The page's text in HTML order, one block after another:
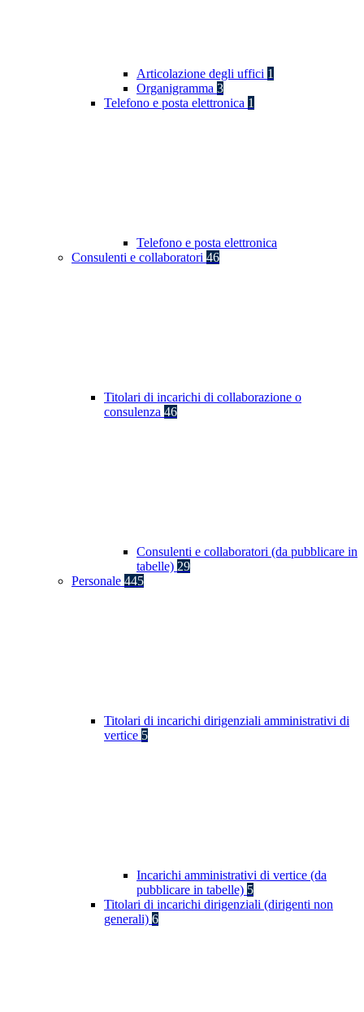
Articolazione degli uffici 1
Organigramma 3
Telefono e posta elettronica 1
Telefono e posta elettronica
Consulenti e collaboratori 46
Titolari di incarichi di collaborazione o
consulenza 46
Consulenti e collaboratori (da pubblicare in
tabelle) 29
Personale 445
Titolari di incarichi dirigenziali amministrativi di
vertice 5
Incarichi amministrativi di vertice (da
pubblicare in tabelle) 5
Titolari di incarichi dirigenziali (dirigenti non
generali) 6